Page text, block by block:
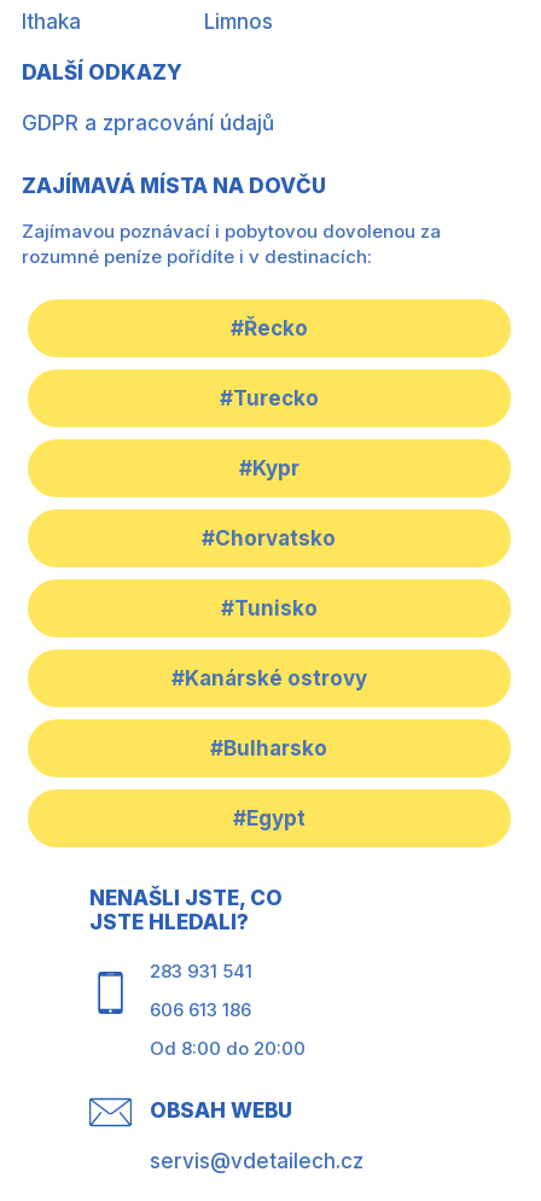
Ithaka
Limnos
DALŠÍ ODKAZY
GDPR a zpracování údajů
ZAJÍMAVÁ MÍSTA NA DOVČU
Zajímavou poznávací i pobytovou dovolenou za
rozumné peníze pořídíte i v destinacích:
#Řecko
#Turecko
#Kypr
#Chorvatsko
#Tunisko
#Kanárské ostrovy
#Bulharsko
#Egypt
NENAŠLI JSTE, CO
JSTE HLEDALI?
283 931 541
606 613 186
Od 8:00 do 20:00
OBSAH WEBU
servis@vdetailech.cz